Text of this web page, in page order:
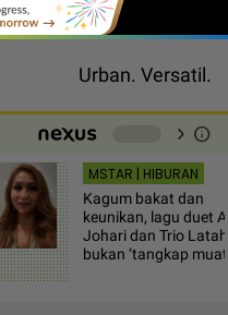
Urban. Versatil.
chevron_right info
MSTAR | HIBURAN
Kagum bakat dan
keunikan, lagu duet
Johari dan Trio Latah
bukan ‘tangkap